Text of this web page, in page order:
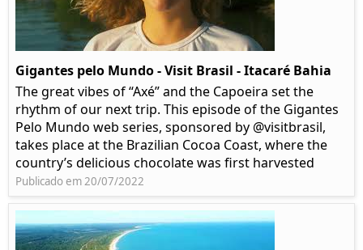
Gigantes pelo Mundo - Visit Brasil - Itacaré Bahia
The great vibes of “Axé” and the Capoeira set the
rhythm of our next trip. This episode of the Gigantes
Pelo Mundo web series, sponsored by @visitbrasil,
takes place at the Brazilian Cocoa Coast, where the
country’s delicious chocolate was first harvested
Publicado em 20/07/2022